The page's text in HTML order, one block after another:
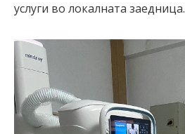
услуги во локалната заедница.